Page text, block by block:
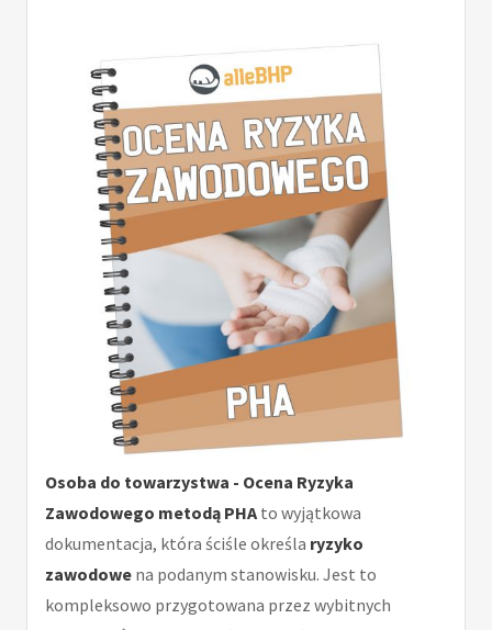
Osoba do towarzystwa - Ocena Ryzyka
Zawodowego metodą PHA to wyjątkowa
dokumentacja, która ściśle określa ryzyko
zawodowe na podanym stanowisku. Jest to
kompleksowo przygotowana przez wybitnych